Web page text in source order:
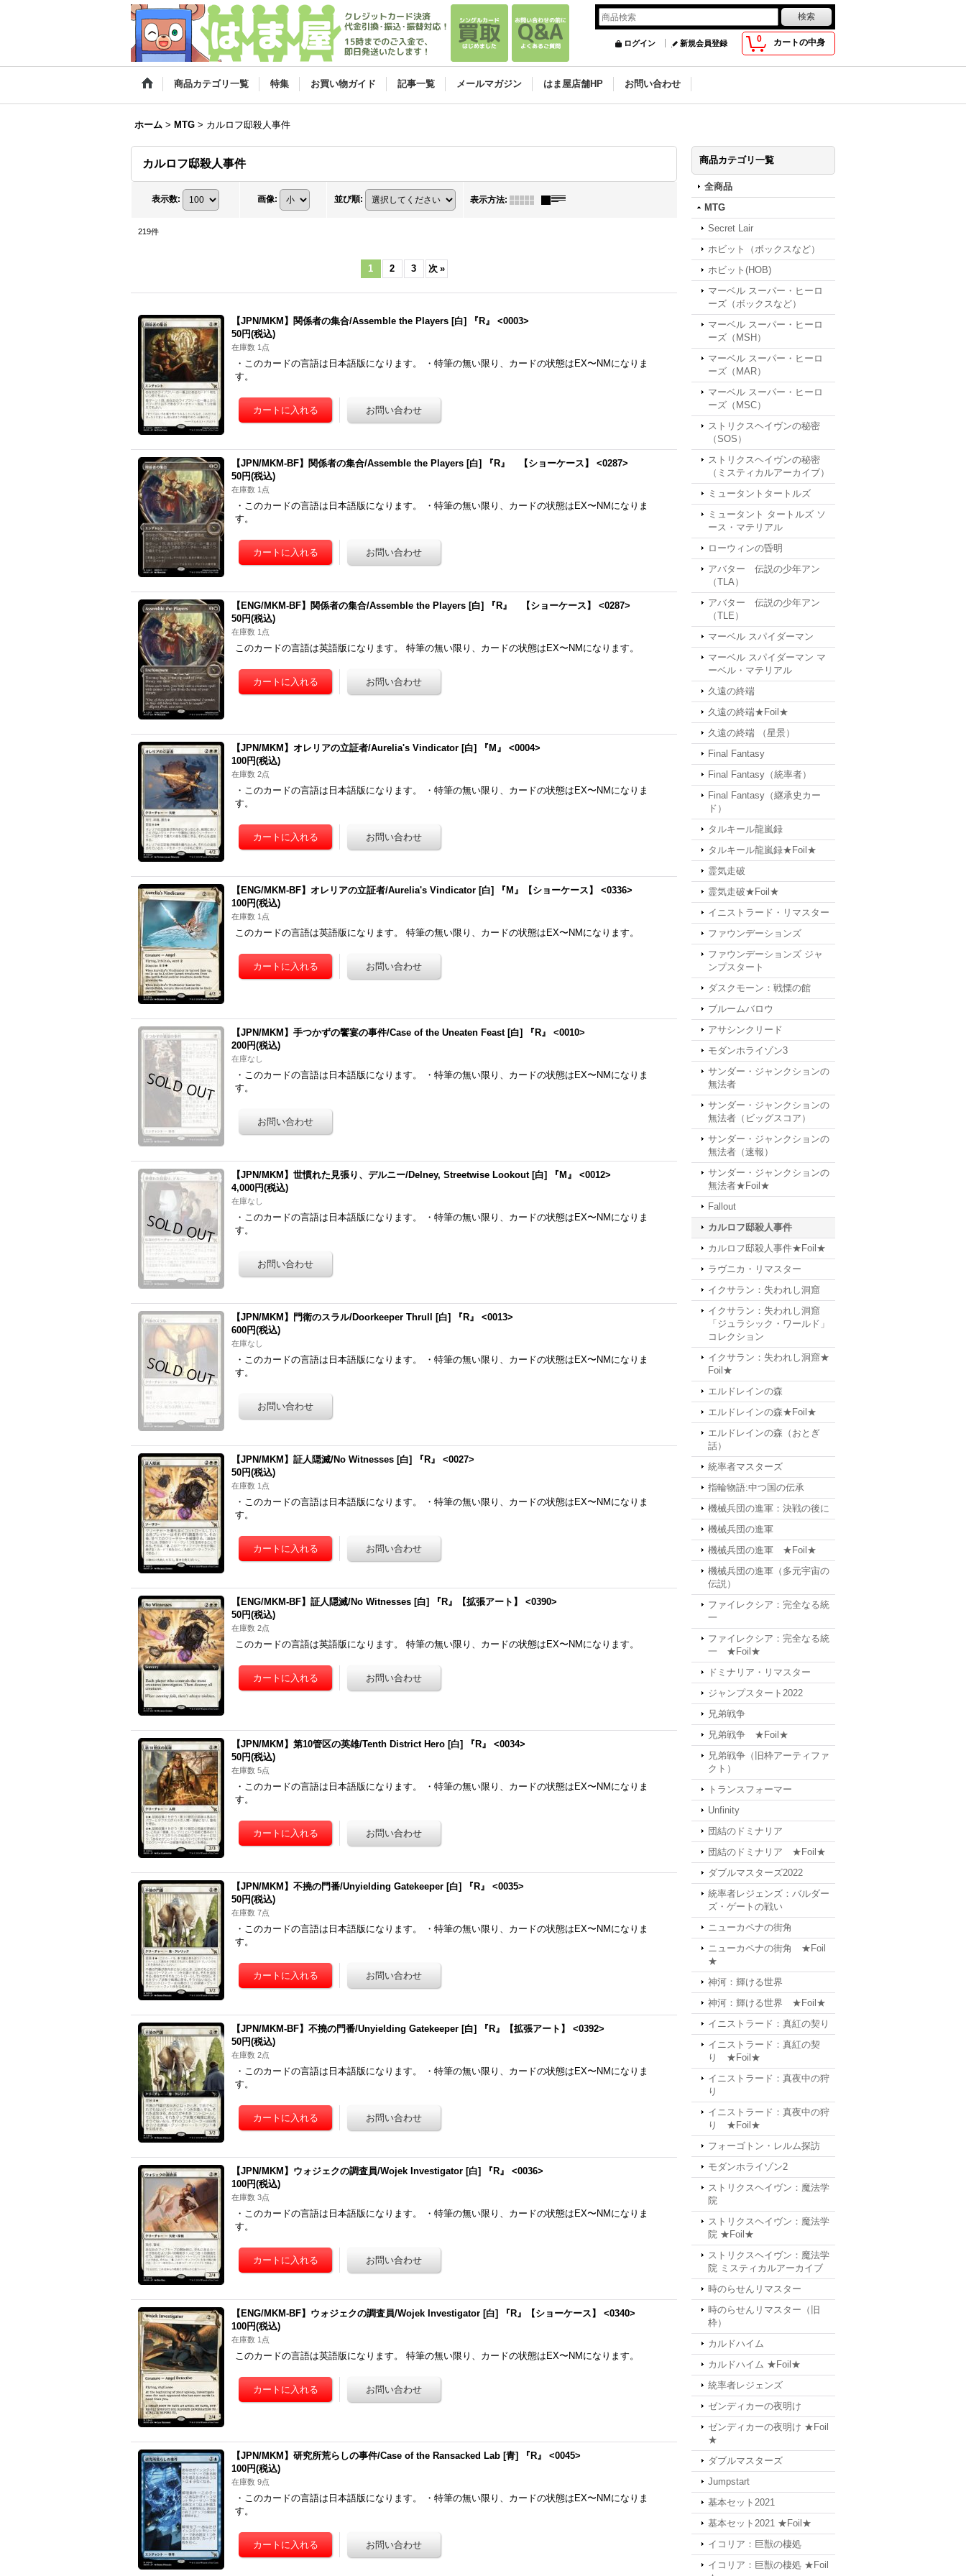
0 カートの中身
ログイン 新規会員登録
商品カテゴリ一覧 特集 お買い物ガイド 記事一覧 メールマガジン はま屋店舗HP お問い合わせ
ホーム > MTG > カルロフ邸殺人事件
カルロフ邸殺人事件
表示数: 画像: 並び順: 表示方法:
219件
1 2 3 次 »
【JPN/MKM】関係者の集合/Assemble the Players [白] 『R』 <0003>
50円(税込)
在庫数 1点
・このカードの言語は日本語版になります。 ・特筆の無い限り、カードの状態はEX〜NMになりま
す。
【JPN/MKM-BF】関係者の集合/Assemble the Players [白] 『R』 【ショーケース】 <0287>
50円(税込)
在庫数 1点
・このカードの言語は日本語版になります。 ・特筆の無い限り、カードの状態はEX〜NMになりま
す。
【ENG/MKM-BF】関係者の集合/Assemble the Players [白] 『R』 【ショーケース】 <0287>
50円(税込)
在庫数 1点
このカードの言語は英語版になります。 特筆の無い限り、カードの状態はEX〜NMになります。
【JPN/MKM】オレリアの立証者/Aurelia's Vindicator [白] 『M』 <0004>
100円(税込)
在庫数 2点
・このカードの言語は日本語版になります。 ・特筆の無い限り、カードの状態はEX〜NMになりま
す。
【ENG/MKM-BF】オレリアの立証者/Aurelia's Vindicator [白] 『M』【ショーケース】 <0336>
100円(税込)
在庫数 1点
このカードの言語は英語版になります。 特筆の無い限り、カードの状態はEX〜NMになります。
【JPN/MKM】手つかずの饗宴の事件/Case of the Uneaten Feast [白] 『R』 <0010>
200円(税込)
在庫なし
・このカードの言語は日本語版になります。 ・特筆の無い限り、カードの状態はEX〜NMになりま
す。
【JPN/MKM】世慣れた見張り、デルニー/Delney, Streetwise Lookout [白] 『M』 <0012>
4,000円(税込)
在庫なし
・このカードの言語は日本語版になります。 ・特筆の無い限り、カードの状態はEX〜NMになりま
す。
【JPN/MKM】門衛のスラル/Doorkeeper Thrull [白] 『R』 <0013>
600円(税込)
在庫なし
・このカードの言語は日本語版になります。 ・特筆の無い限り、カードの状態はEX〜NMになりま
す。
【JPN/MKM】証人隠滅/No Witnesses [白] 『R』 <0027>
50円(税込)
在庫数 1点
・このカードの言語は日本語版になります。 ・特筆の無い限り、カードの状態はEX〜NMになりま
す。
【ENG/MKM-BF】証人隠滅/No Witnesses [白] 『R』【拡張アート】 <0390>
50円(税込)
在庫数 2点
このカードの言語は英語版になります。 特筆の無い限り、カードの状態はEX〜NMになります。
【JPN/MKM】第10管区の英雄/Tenth District Hero [白] 『R』 <0034>
50円(税込)
在庫数 5点
・このカードの言語は日本語版になります。 ・特筆の無い限り、カードの状態はEX〜NMになりま
す。
【JPN/MKM】不撓の門番/Unyielding Gatekeeper [白] 『R』 <0035>
50円(税込)
在庫数 7点
・このカードの言語は日本語版になります。 ・特筆の無い限り、カードの状態はEX〜NMになりま
す。
【JPN/MKM-BF】不撓の門番/Unyielding Gatekeeper [白] 『R』【拡張アート】 <0392>
50円(税込)
在庫数 2点
・このカードの言語は日本語版になります。 ・特筆の無い限り、カードの状態はEX〜NMになりま
す。
【JPN/MKM】ウォジェクの調査員/Wojek Investigator [白] 『R』 <0036>
100円(税込)
在庫数 3点
・このカードの言語は日本語版になります。 ・特筆の無い限り、カードの状態はEX〜NMになりま
す。
【ENG/MKM-BF】ウォジェクの調査員/Wojek Investigator [白] 『R』【ショーケース】 <0340>
100円(税込)
在庫数 1点
このカードの言語は英語版になります。 特筆の無い限り、カードの状態はEX〜NMになります。
【JPN/MKM】研究所荒らしの事件/Case of the Ransacked Lab [青] 『R』 <0045>
100円(税込)
在庫数 9点
・このカードの言語は日本語版になります。 ・特筆の無い限り、カードの状態はEX〜NMになりま
す。
商品カテゴリ一覧
全商品
MTG
Secret Lair
ホビット（ボックスなど）
ホビット(HOB)
マーベル スーパー・ヒーロ
ーズ（ボックスなど）
マーベル スーパー・ヒーロ
ーズ（MSH）
マーベル スーパー・ヒーロ
ーズ（MAR）
マーベル スーパー・ヒーロ
ーズ（MSC）
ストリクスヘイヴンの秘密
（SOS）
ストリクスヘイヴンの秘密
（ミスティカルアーカイブ）
ミュータントタートルズ
ミュータント タートルズ ソ
ース・マテリアル
ローウィンの昏明
アバター 伝説の少年アン
（TLA）
アバター 伝説の少年アン
（TLE）
マーベル スパイダーマン
マーベル スパイダーマン マ
ーベル・マテリアル
久遠の終端
久遠の終端★Foil★
久遠の終端 （星景）
Final Fantasy
Final Fantasy（統率者）
Final Fantasy（継承史カー
ド）
タルキール龍嵐録
タルキール龍嵐録★Foil★
霊気走破
霊気走破★Foil★
イニストラード・リマスター
ファウンデーションズ
ファウンデーションズ ジャ
ンプスタート
ダスクモーン：戦慄の館
ブルームバロウ
アサシンクリード
モダンホライゾン3
サンダー・ジャンクションの
無法者
サンダー・ジャンクションの
無法者（ビッグスコア）
サンダー・ジャンクションの
無法者（速報）
サンダー・ジャンクションの
無法者★Foil★
Fallout
カルロフ邸殺人事件
カルロフ邸殺人事件★Foil★
ラヴニカ・リマスター
イクサラン：失われし洞窟
イクサラン：失われし洞窟
「ジュラシック・ワールド」
コレクション
イクサラン：失われし洞窟★
Foil★
エルドレインの森
エルドレインの森★Foil★
エルドレインの森（おとぎ
話）
統率者マスターズ
指輪物語:中つ国の伝承
機械兵団の進軍：決戦の後に
機械兵団の進軍
機械兵団の進軍 ★Foil★
機械兵団の進軍（多元宇宙の
伝説）
ファイレクシア：完全なる統
一
ファイレクシア：完全なる統
一 ★Foil★
ドミナリア・リマスター
ジャンプスタート2022
兄弟戦争
兄弟戦争 ★Foil★
兄弟戦争（旧枠アーティファ
クト）
トランスフォーマー
Unfinity
団結のドミナリア
団結のドミナリア ★Foil★
ダブルマスターズ2022
統率者レジェンズ：バルダー
ズ・ゲートの戦い
ニューカペナの街角
ニューカペナの街角 ★Foil
★
神河：輝ける世界
神河：輝ける世界 ★Foil★
イニストラード：真紅の契り
イニストラード：真紅の契
り ★Foil★
イニストラード：真夜中の狩
り
イニストラード：真夜中の狩
り ★Foil★
フォーゴトン・レルム探訪
モダンホライゾン2
ストリクスヘイヴン：魔法学
院
ストリクスヘイヴン：魔法学
院 ★Foil★
ストリクスヘイヴン：魔法学
院 ミスティカルアーカイブ
時のらせんリマスター
時のらせんリマスター（旧
枠）
カルドハイム
カルドハイム ★Foil★
統率者レジェンズ
ゼンディカーの夜明け
ゼンディカーの夜明け ★Foil
★
ダブルマスターズ
Jumpstart
基本セット2021
基本セット2021 ★Foil★
イコリア：巨獣の棲処
イコリア：巨獣の棲処 ★Foil